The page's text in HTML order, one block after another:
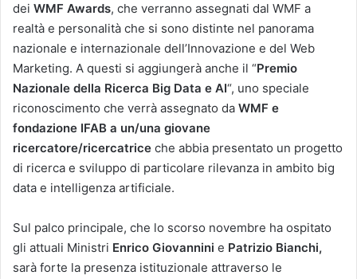
dei WMF Awards, che verranno assegnati dal WMF a
realtà e personalità che si sono distinte nel panorama
nazionale e internazionale dell’Innovazione e del Web
Marketing. A questi si aggiungerà anche il “Premio
Nazionale della Ricerca Big Data e AI“, uno speciale
riconoscimento che verrà assegnato da WMF e
fondazione IFAB a un/una giovane
ricercatore/ricercatrice che abbia presentato un progetto
di ricerca e sviluppo di particolare rilevanza in ambito big
data e intelligenza artificiale.
Sul palco principale, che lo scorso novembre ha ospitato
gli attuali Ministri Enrico Giovannini e Patrizio Bianchi,
sarà forte la presenza istituzionale attraverso le